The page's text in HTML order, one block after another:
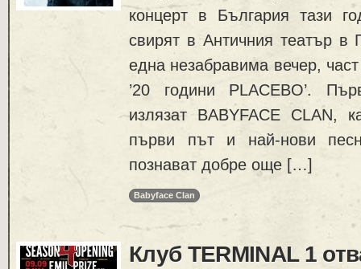
концерт в България тази
свирят в Античния театър
една незабравима вечер,
’20 години PLACEBO’.
излязат BABYFACE CLAN,
първи път и най-нови
познават добре още […]
Babyface Clan
Клуб TERMINAL 1